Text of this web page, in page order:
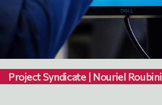
Project Syndicate | Nouriel Roubini